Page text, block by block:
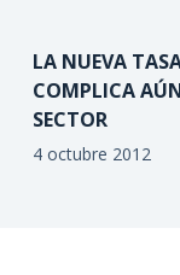
LA NUEVA
COMPLICA
SECTOR
4 octubre 2012